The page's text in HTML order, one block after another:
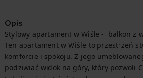
Opis
Stylowy apartament w Wiśle -  balkon z
Ten apartament w Wiśle to przestrzeń
komforcie i spokoju. Z jego
podziwiać widok na góry, który pozwoli